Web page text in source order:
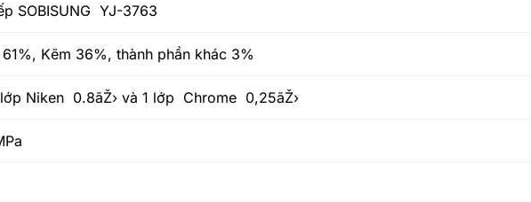
SOBISUNG YJ-3763
Kẽm 36%, thành phần khác 3%
Niken 0.8ãŽ› và 1 lớp Chrome 0,25ãŽ›